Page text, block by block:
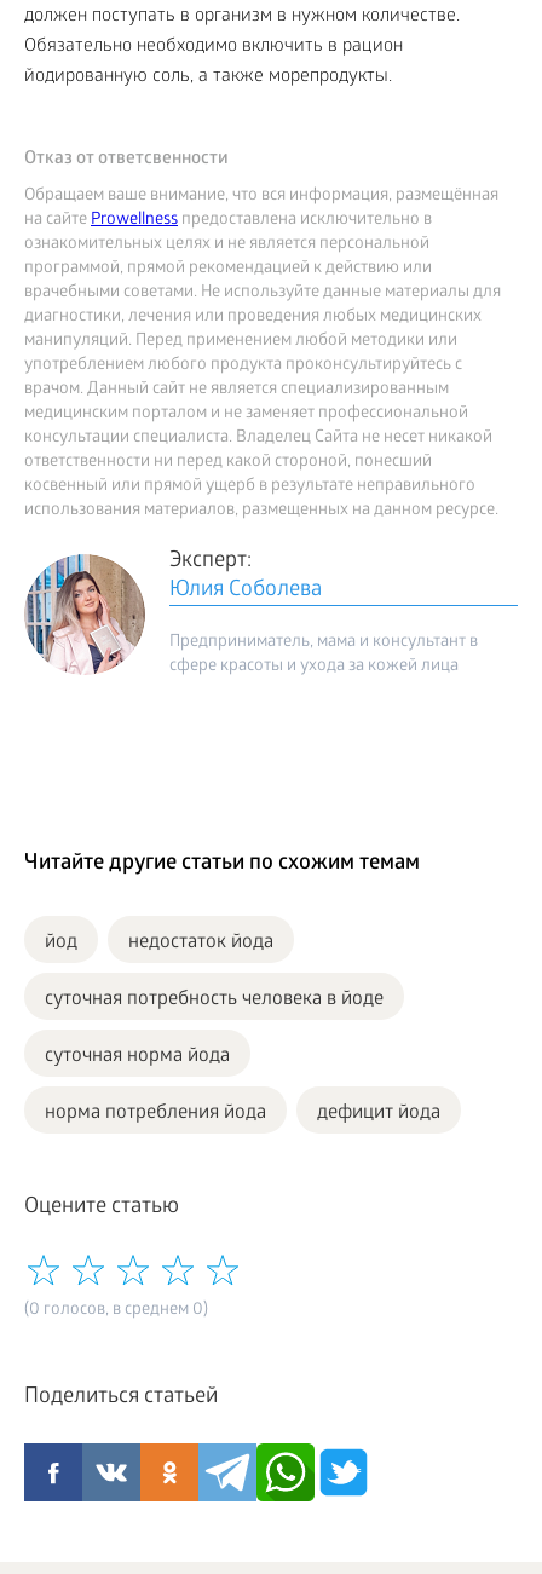
должен поступать в организм в нужном количестве.
Обязательно необходимо включить в рацион
йодированную соль, а также морепродукты.
Отказ от ответсвенности
Обращаем ваше внимание, что вся информация, размещённая
на сайтеProwellness предоставлена исключительно в
ознакомительных целях и не является персональной
программой, прямой рекомендацией к действию или
врачебными советами. Не используйте данные материалы для
диагностики, лечения или проведения любых медицинских
манипуляций. Перед применением любой методики или
употреблением любого продукта проконсультируйтесь с
врачом. Данный сайт не является специализированным
медицинским порталом и не заменяет профессиональной
консультации специалиста. Владелец Сайта не несет никакой
ответственности ни перед какой стороной, понесший
косвенный или прямой ущерб в результате неправильного
использования материалов, размещенных на данном ресурсе.
Эксперт:
Юлия Соболева
Предприниматель, мама и консультант в
сфере красоты и ухода за кожей лица
Читайте другие статьи по схожим темам
йод недостаток йода
суточная потребность человека в йоде
суточная норма йода
норма потребления йода дефицит йода
Оцените статью
(0 голосов, в среднем 0)
Поделиться статьей